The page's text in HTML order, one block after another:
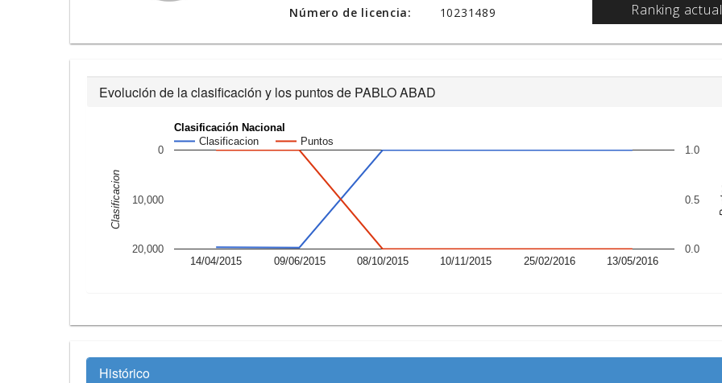
Número de licencia:
10231489
Ranking actual
Evolución de la clasificación y los puntos de PABLO ABAD
Clasificación Nacional
Clasificacion
Puntos
14/04/2015 09/06/2015 08/10/2015 10/11/2015 25/02/2016 13/05/2016
0
10,000
20,000 0.0
0.5
1.0
Clasificacion
Histórico